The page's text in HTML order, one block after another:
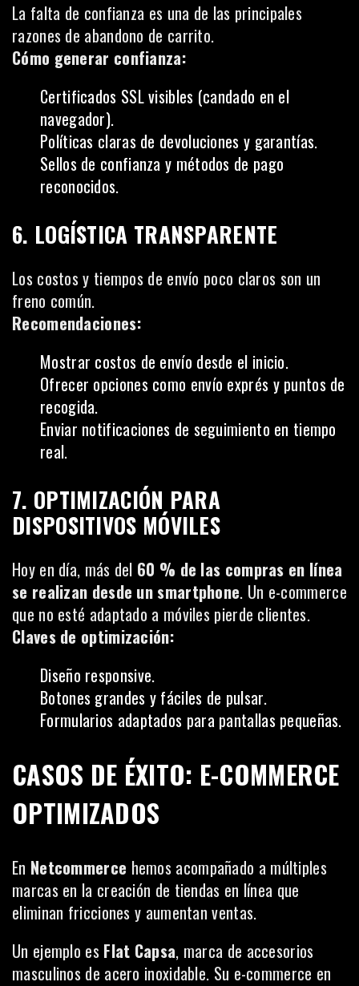
La falta de confianza es una de las principales
razones de abandono de carrito.
Cómo generar confianza:
Certificados SSL visibles (candado en el
navegador).
Políticas claras de devoluciones y garantías.
Sellos de confianza y métodos de pago
reconocidos.
6. LOGÍSTICA TRANSPARENTE
Los costos y tiempos de envío poco claros son un
freno común.
Recomendaciones:
Mostrar costos de envío desde el inicio.
Ofrecer opciones como envío exprés y puntos de
recogida.
Enviar notificaciones de seguimiento en tiempo
real.
7. OPTIMIZACIÓN PARA
DISPOSITIVOS MÓVILES
Hoy en día, más del 60 % de las compras en línea
se realizan desde un smartphone. Un e-commerce
que no esté adaptado a móviles pierde clientes.
Claves de optimización:
Diseño responsive.
Botones grandes y fáciles de pulsar.
Formularios adaptados para pantallas pequeñas.
CASOS DE ÉXITO: E-COMMERCE
OPTIMIZADOS
En Netcommerce hemos acompañado a múltiples
marcas en la creación de tiendas en línea que
eliminan fricciones y aumentan ventas.
Un ejemplo es Flat Capsa, marca de accesorios
masculinos de acero inoxidable. Su e-commerce en